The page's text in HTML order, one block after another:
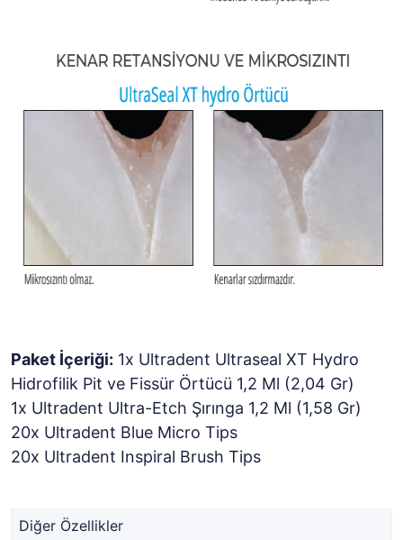
Paket İçeriği: 1x Ultradent Ultraseal XT Hydro
Hidrofilik Pit ve Fissür Örtücü 1,2 Ml (2,04 Gr)
1x Ultradent Ultra-Etch Şırınga 1,2 Ml (1,58 Gr)
20x Ultradent Blue Micro Tips
20x Ultradent Inspiral Brush Tips
Diğer Özellikler